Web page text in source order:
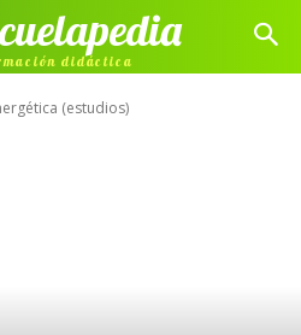
didáctica
(estudios)